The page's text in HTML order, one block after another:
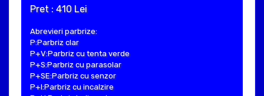
Pret : 410 Lei
Abrevieri parbrize:
P:Parbriz clar
P+V:Parbriz cu tenta verde
P+S:Parbriz cu parasolar
P+SE:Parbriz cu senzor
P+I:Parbriz cu incalzire